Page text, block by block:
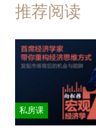
推荐阅读
私房课